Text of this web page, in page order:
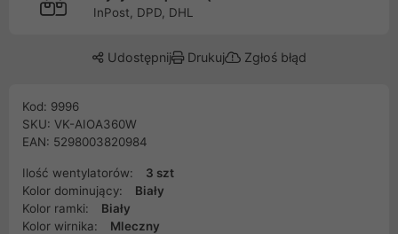
InPost, DPD, DHL
Udostępnij Drukuj Zgłoś błąd
Kod: 9996
SKU: VK-AIOA360W
EAN: 5298003820984
Ilość wentylatorów:
3 szt
Kolor dominujący:
Biały
Kolor ramki:
Biały
Kolor wirnika:
Mleczny